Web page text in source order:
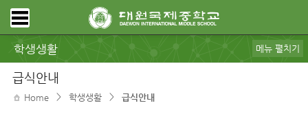
학생생활 메뉴 펼치기
급식안내
Home > 학생생활 > 급식안내